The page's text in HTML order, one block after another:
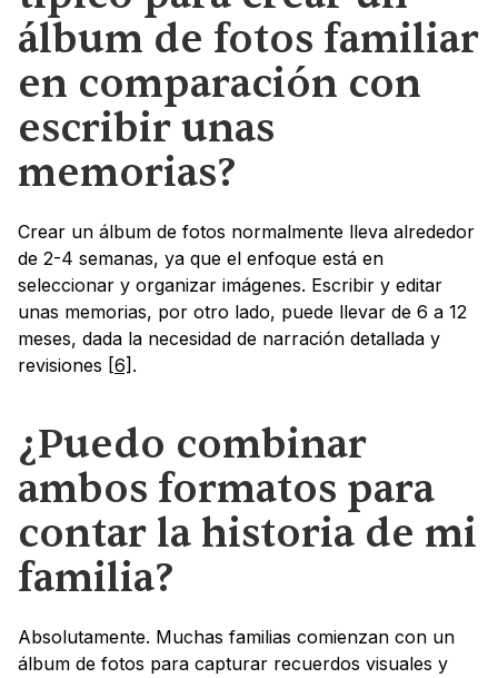
álbum de fotos familiar
en comparación con
escribir unas
memorias?
Crear un álbum de fotos normalmente lleva alrededor
de 2-4 semanas, ya que el enfoque está en
seleccionar y organizar imágenes. Escribir y editar
unas memorias, por otro lado, puede llevar de 6 a 12
meses, dada la necesidad de narración detallada y
revisiones [6] .
¿Puedo combinar
ambos formatos para
contar la historia de mi
familia?
Absolutamente. Muchas familias comienzan con un
álbum de fotos para capturar recuerdos visuales y